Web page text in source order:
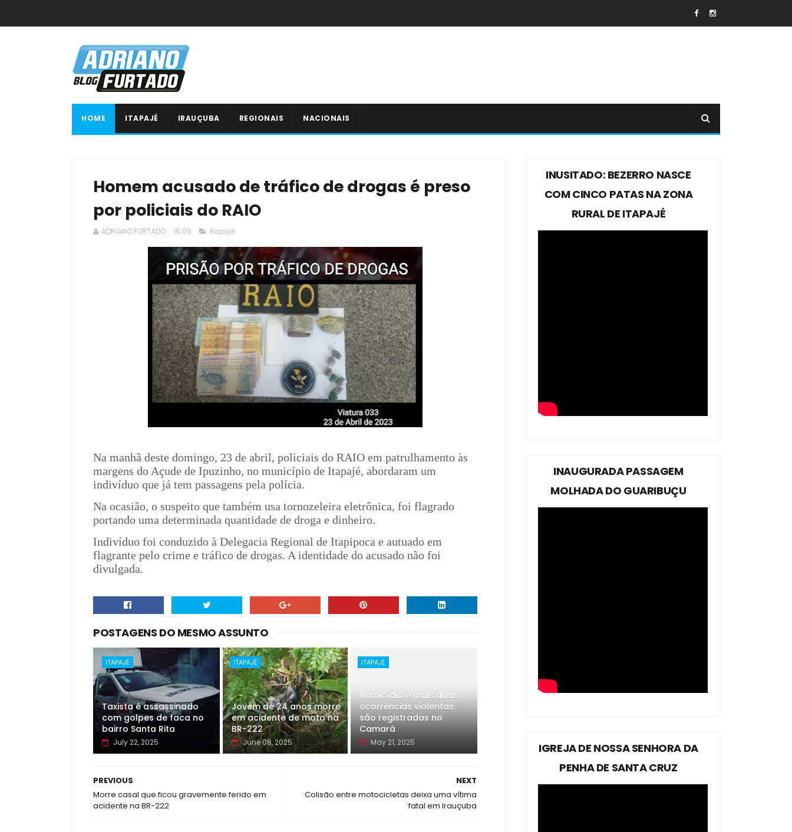
HOME ITAPAJÉ IRAUÇUBA REGIONAIS NACIONAIS
Homem acusado de tráfico de drogas é preso
por policiais do RAIO
ADRIANO FURTADO 16:09 Itapajé
Na manhã deste domingo, 23 de abril, policiais do RAIO em patrulhamento às
margens do Açude de Ipuzinho, no município de Itapajé, abordaram um
indivíduo que já tem passagens pela polícia.
Na ocasião, o suspeito que também usa tornozeleira eletrônica, foi flagrado
portando uma determinada quantidade de droga e dinheiro.
Indivíduo foi conduzido à Delegacia Regional de Itapipoca e autuado em
flagrante pelo crime e tráfico de drogas. A identidade do acusado não foi
divulgada.
POSTAGENS DO MESMO ASSUNTO
ITAPAJÉ
Taxista é assassinado
com golpes de faca no
bairro Santa Rita
July 22, 2025
ITAPAJÉ
Jovem de 24 anos morre
em acidente de moto na
BR-222
June 08, 2025
ITAPAJÉ
Homicídio e mais duas
ocorrências violentas
são registradas no
Camará
May 21, 2025
NEXT
Colisão entre motocicletas deixa uma vítima
fatal em Irauçuba
PREVIOUS
Morre casal que ficou gravemente ferido em
acidente na BR-222
INUSITADO: BEZERRO NASCE
COM CINCO PATAS NA ZONA
RURAL DE ITAPAJÉ
INAUGURADA PASSAGEM
MOLHADA DO GUARIBUÇU
IGREJA DE NOSSA SENHORA DA
PENHA DE SANTA CRUZ